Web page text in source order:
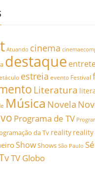
Atuando cinema
destaque
estreia evento Festival
Literatura
Música Novela
Programa de TV
da Tv reality
ShowShows São Paulo
TV Globo